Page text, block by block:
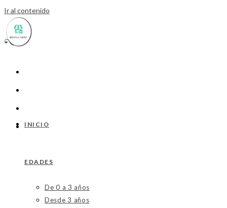
Ir al contenido
INICIO
EDADES
De 0 a 3 años
Desde 3 años